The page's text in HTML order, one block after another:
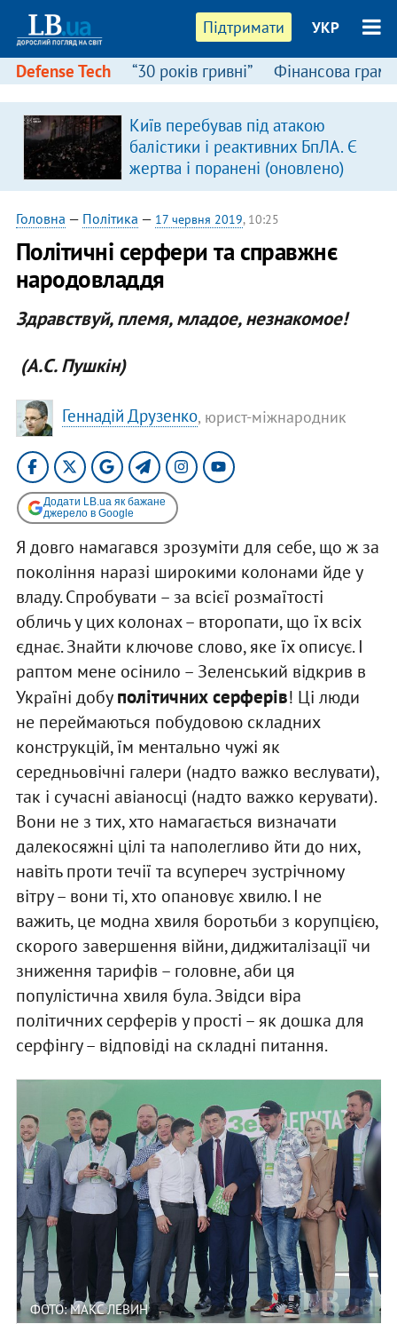
Підтримати УКР
Defense Tech “30 років гривні” Фінансова
Київ перебував під атакою
балістики і реактивних БпЛА. Є
жертва і поранені (оновлено)
Головна — Політика — 17 червня 2019, 10:25
Політичні серфери та справжнє
народовладдя
Здравствуй, племя, младое, незнакомое!
(А.С. Пушкін)
Геннадій Друзенко, юрист-міжнародник
Додати LB.ua як бажане
джерело в Google
Я довго намагався зрозуміти для себе, що ж за
покоління наразі широкими колонами йде у
владу. Спробувати – за всієї розмаїтості
обличь у цих колонах – второпати, що їх всіх
єднає. Знайти ключове слово, яке їх описує. І
раптом мене осінило – Зеленський відкрив в
Україні добуполітичних серферів! Ці люди
не переймаються побудовою складних
конструкцій, їм ментально чужі як
середньовічні галери (надто важко веслувати),
так і сучасні авіаносці (надто важко керувати).
Вони не з тих, хто намагається визначати
далекосяжні цілі та наполегливо йти до них,
навіть проти течії та всупереч зустрічному
вітру – вони ті, хто опановує хвилю. І не
важить, це модна хвиля боротьби з корупцією,
скорого завершення війни, диджиталізації чи
зниження тарифів – головне, аби ця
популістична хвиля була. Звідси віра
політичних серферів у прості – як дошка для
серфінгу – відповіді на складні питання.
ФОТО: МАКС ЛЕВИН